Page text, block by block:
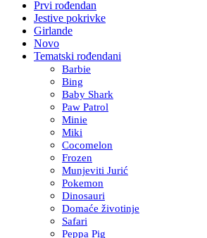
Prvi rođendan
Jestive pokrivke
Girlande
Novo
Tematski rođendani
Barbie
Bing
Baby Shark
Paw Patrol
Minie
Miki
Cocomelon
Frozen
Munjeviti Jurić
Pokemon
Dinosauri
Domaće životinje
Safari
Peppa Pig